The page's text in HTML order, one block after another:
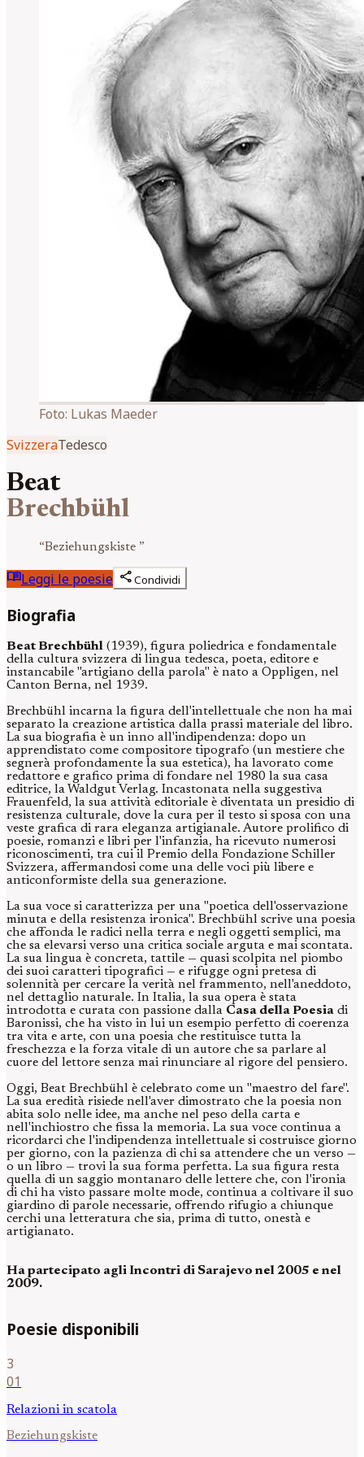
Foto: Lukas Maeder
SvizzeraTedesco
Beat
Brechbühl
“Beziehungskiste ”
menu_bookLeggi le poesie shareCondividi
Biografia
Beat Brechbühl (1939), figura poliedrica e fondamentale
della cultura svizzera di lingua tedesca, poeta, editore e
instancabile "artigiano della parola" è nato a Oppligen, nel
Canton Berna, nel 1939.
Brechbühl incarna la figura dell'intellettuale che non ha mai
separato la creazione artistica dalla prassi materiale del libro.
La sua biografia è un inno all'indipendenza: dopo un
apprendistato come compositore tipografo (un mestiere che
segnerà profondamente la sua estetica), ha lavorato come
redattore e grafico prima di fondare nel 1980 la sua casa
editrice, la Waldgut Verlag. Incastonata nella suggestiva
Frauenfeld, la sua attività editoriale è diventata un presidio di
resistenza culturale, dove la cura per il testo si sposa con una
veste grafica di rara eleganza artigianale. Autore prolifico di
poesie, romanzi e libri per l'infanzia, ha ricevuto numerosi
riconoscimenti, tra cui il Premio della Fondazione Schiller
Svizzera, affermandosi come una delle voci più libere e
anticonformiste della sua generazione.
La sua voce si caratterizza per una "poetica dell'osservazione
minuta e della resistenza ironica". Brechbühl scrive una poesia
che affonda le radici nella terra e negli oggetti semplici, ma
che sa elevarsi verso una critica sociale arguta e mai scontata.
La sua lingua è concreta, tattile — quasi scolpita nel piombo
dei suoi caratteri tipografici — e rifugge ogni pretesa di
solennità per cercare la verità nel frammento, nell'aneddoto,
nel dettaglio naturale. In Italia, la sua opera è stata
introdotta e curata con passione dalla Casa della Poesia di
Baronissi, che ha visto in lui un esempio perfetto di coerenza
tra vita e arte, con una poesia che restituisce tutta la
freschezza e la forza vitale di un autore che sa parlare al
cuore del lettore senza mai rinunciare al rigore del pensiero.
Oggi, Beat Brechbühl è celebrato come un "maestro del fare".
La sua eredità risiede nell'aver dimostrato che la poesia non
abita solo nelle idee, ma anche nel peso della carta e
nell'inchiostro che fissa la memoria. La sua voce continua a
ricordarci che l'indipendenza intellettuale si costruisce giorno
per giorno, con la pazienza di chi sa attendere che un verso —
o un libro — trovi la sua forma perfetta. La sua figura resta
quella di un saggio montanaro delle lettere che, con l'ironia
di chi ha visto passare molte mode, continua a coltivare il suo
giardino di parole necessarie, offrendo rifugio a chiunque
cerchi una letteratura che sia, prima di tutto, onestà e
artigianato.
Ha partecipato agli Incontri di Sarajevo nel 2005 e nel
2009.
Poesie disponibili
3
01
Relazioni in scatola
Beziehungskiste